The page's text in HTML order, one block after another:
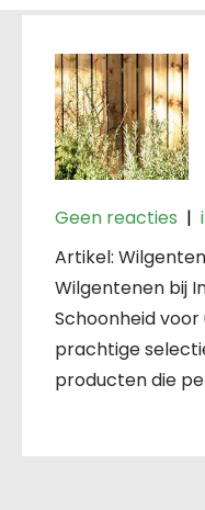
Geen reacties |
Artikel:
Wilgentenen bij
Schoonheid
prachtige
producten die